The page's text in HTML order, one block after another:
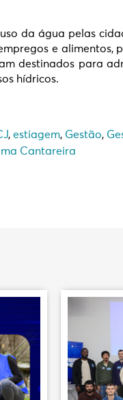
da água pelas
e
destinados para
hídricos.
, estiagem, Gestão,
Cantareira